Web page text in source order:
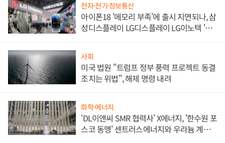
전자·전기·정보통신
아이폰18 '메모리 부족'에 출시 지연되나, 삼
성디스플레이 LG디스플레이 LG이노텍 '탈
사회
미국 법원 "트럼프 정부 풍력 프로젝트 동결
조치는 위법", 해제 명령 내려
화학·에너지
'DL이앤씨 SMR 협력사' X에너지, '한수원 포
스코 동맹' 센트러스에너지와 우라늄 계약